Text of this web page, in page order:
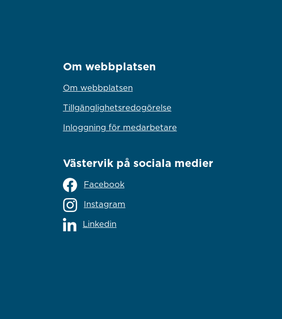
annan webbplats
webbplats
webbplats
Om webbplatsen
Om webbplatsen
Tillgänglighetsredogörelse
Inloggning för medarbetare
Västervik på sociala medier
Facebook
Instagram
Linkedin